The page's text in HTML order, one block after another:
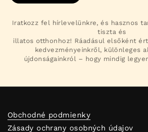
Iratkozz fel hírlevelünkre, és hasznos
tiszta és
illatos otthonhoz! Ráadásul elsőként
kedvezményeinkről, különleges
újdonságainkról – hogy mindig
Obchodné podmienky
Zásady ochrany osobných údajov